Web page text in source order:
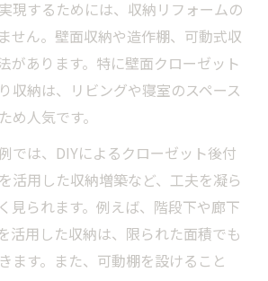
現するためには、収納リフォームの
せん。壁面収納や造作棚、可動式収
があります。特に壁面クローゼット
収納は、リビングや寝室のスペース
め人気です。
では、DIYによるクローゼット後付
活用した収納増築など、工夫を凝ら
見られます。例えば、階段下や廊下
活用した収納は、限られた面積でも
ます。また、可動棚を設けること